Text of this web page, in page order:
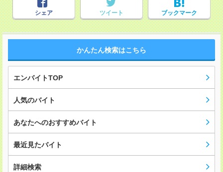
シェア ツイート ブックマーク
かんたん検索はこちら
エンバイトTOP
人気のバイト
あなたへのおすすめバイト
最近見たバイト
詳細検索